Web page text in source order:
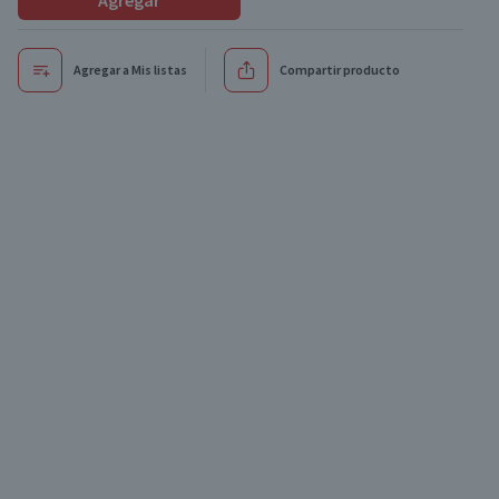
Agregar a Mis listas Compartir producto